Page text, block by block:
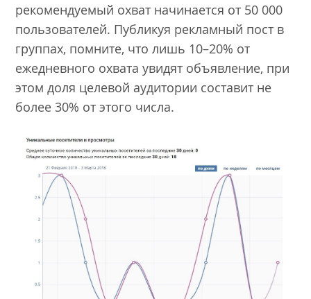
рекомендуемый охват начинается от 50 000
пользователей. Публикуя рекламный пост в
группах, помните, что лишь 10–20% от
ежедневного охвата увидят объявление, при
этом доля целевой аудитории составит не
более 30% от этого числа.